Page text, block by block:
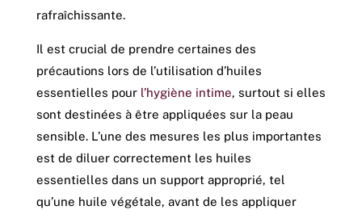
rafraîchissante.
Il est crucial de prendre certaines des
précautions lors de l’utilisation d’huiles
essentielles pour l’hygiène intime, surtout si elles
sont destinées à être appliquées sur la peau
sensible. L’une des mesures les plus importantes
est de diluer correctement les huiles
essentielles dans un support approprié, tel
qu’une huile végétale, avant de les appliquer